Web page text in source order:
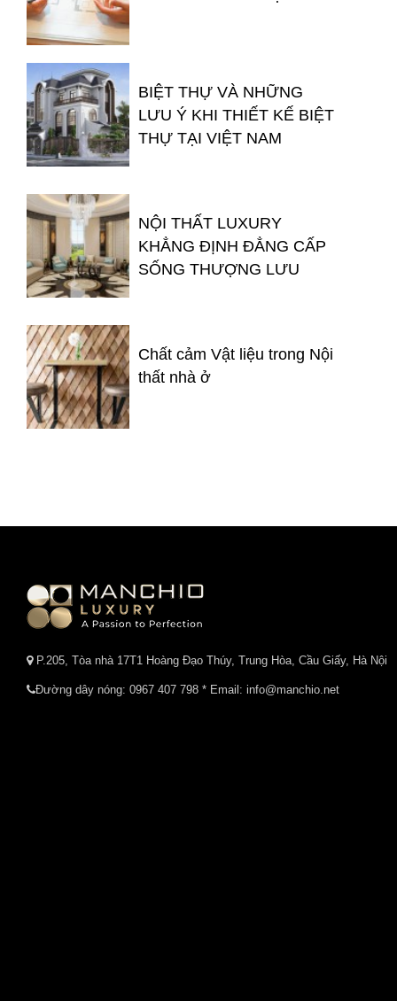
BIỆT THỰ VÀ NHỮNG
LƯU Ý KHI THIẾT KẾ BIỆT
THỰ TẠI VIỆT NAM
NỘI THẤT LUXURY
KHẲNG ĐỊNH ĐẲNG CẤP
SỐNG THƯỢNG LƯU
Chất cảm Vật liệu trong Nội
thất nhà ở
P.205, Tòa nhà 17T1 Hoàng Đạo Thúy, Trung Hòa, Cầu Giấy, Hà Nội
Đường dây nóng: 0967 407 798 * Email: info@manchio.net